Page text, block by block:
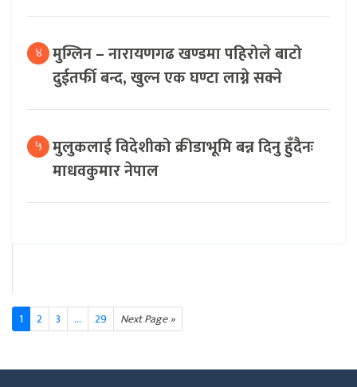
४ मुग्लिन – नारायणगढ खण्डमा पहिरोले बाटो
दुईतर्फी बन्द, खुल्न एक घण्टा लाग्ने सक्ने
५ मुलुकलाई विदेशीको क्रीडाभूमि बन्न दिनु हुँदैनः
माधवकुमार नेपाल
1 2 3 ... 29 Next Page »